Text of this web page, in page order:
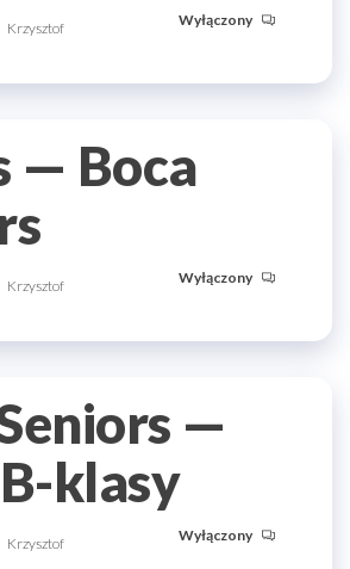
Krzysztof Wyłączony
— Boca
Krzysztof Wyłączony
—
klasy
Krzysztof Wyłączony